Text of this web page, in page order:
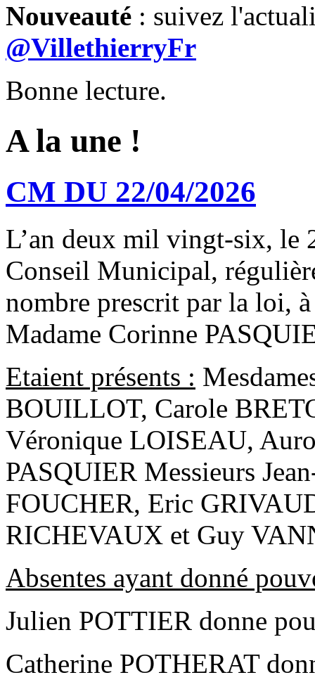
Nouveauté : suivez
@VillethierryFr
Bonne lecture.
A la une !
CM DU 22/04/2026
L’an deux mil vingt-six, le
Conseil Municipal,
nombre prescrit par la loi,
Madame Corinne
Etaient présents :
BOUILLOT, Carole
Véronique LOISEAU,
PASQUIER Messieurs
FOUCHER, Eric
RICHEVAUX et Guy
Absentes ayant donné
Julien POTTIER donne
Catherine POTHERAT